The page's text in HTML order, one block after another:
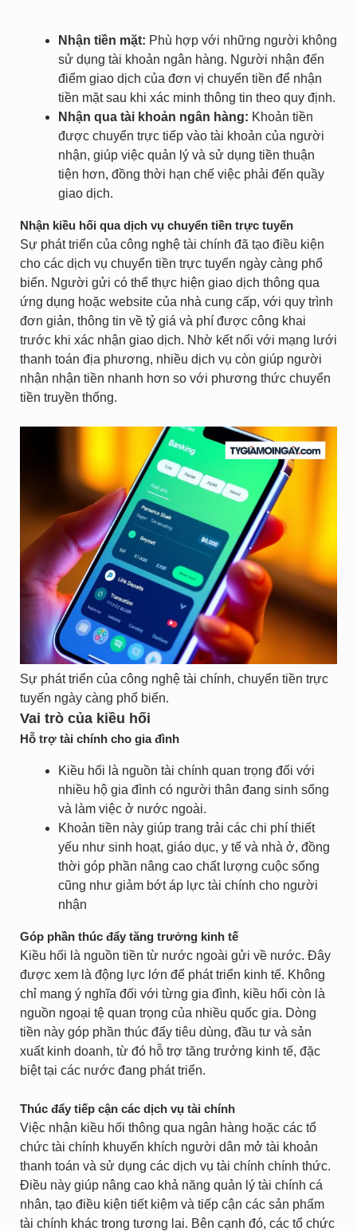
Nhận tiền mặt: Phù hợp với những người không
sử dụng tài khoản ngân hàng. Người nhận đến
điểm giao dịch của đơn vị chuyển tiền để nhận
tiền mặt sau khi xác minh thông tin theo quy định.
Nhận qua tài khoản ngân hàng: Khoản tiền
được chuyển trực tiếp vào tài khoản của người
nhận, giúp việc quản lý và sử dụng tiền thuận
tiện hơn, đồng thời hạn chế việc phải đến quầy
giao dịch.
Nhận kiều hối qua dịch vụ chuyển tiền trực tuyến
Sự phát triển của công nghệ tài chính đã tạo điều kiện
cho các dịch vụ chuyển tiền trực tuyến ngày càng phổ
biến. Người gửi có thể thực hiện giao dịch thông qua
ứng dụng hoặc website của nhà cung cấp, với quy trình
đơn giản, thông tin về tỷ giá và phí được công khai
trước khi xác nhận giao dịch. Nhờ kết nối với mạng lưới
thanh toán địa phương, nhiều dịch vụ còn giúp người
nhận nhận tiền nhanh hơn so với phương thức chuyển
tiền truyền thống.
Sự phát triển của công nghệ tài chính, chuyển tiền trực
tuyến ngày càng phổ biến.
Vai trò của kiều hối
Hỗ trợ tài chính cho gia đình
Kiều hối là nguồn tài chính quan trọng đối với
nhiều hộ gia đình có người thân đang sinh sống
và làm việc ở nước ngoài.
Khoản tiền này giúp trang trải các chi phí thiết
yếu như sinh hoạt, giáo dục, y tế và nhà ở, đồng
thời góp phần nâng cao chất lượng cuộc sống
cũng như giảm bớt áp lực tài chính cho người
nhận
Góp phần thúc đẩy tăng trưởng kinh tế
Kiều hối là nguồn tiền từ nước ngoài gửi về nước. Đây
được xem là động lực lớn để phát triển kinh tế. Không
chỉ mang ý nghĩa đối với từng gia đình, kiều hối còn là
nguồn ngoại tệ quan trọng của nhiều quốc gia. Dòng
tiền này góp phần thúc đẩy tiêu dùng, đầu tư và sản
xuất kinh doanh, từ đó hỗ trợ tăng trưởng kinh tế, đặc
biệt tại các nước đang phát triển.
Thúc đẩy tiếp cận các dịch vụ tài chính
Việc nhận kiều hối thông qua ngân hàng hoặc các tổ
chức tài chính khuyến khích người dân mở tài khoản
thanh toán và sử dụng các dịch vụ tài chính chính thức.
Điều này giúp nâng cao khả năng quản lý tài chính cá
nhân, tạo điều kiện tiết kiệm và tiếp cận các sản phẩm
tài chính khác trong tương lai. Bên cạnh đó, các tổ chức